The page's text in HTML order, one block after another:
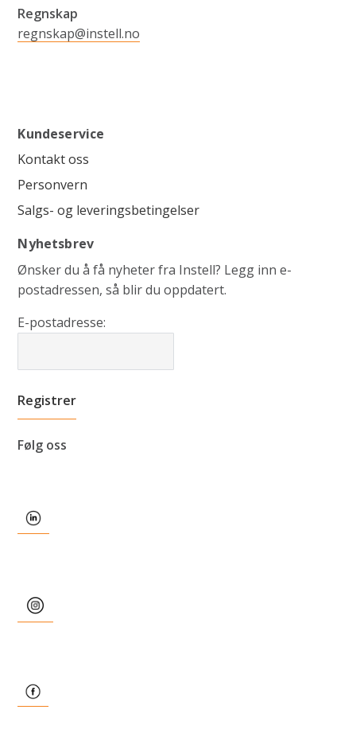
Regnskap
regnskap@instell.no
Kundeservice
Kontakt oss
Personvern
Salgs- og leveringsbetingelser
Nyhetsbrev
Ønsker du å få nyheter fra Instell? Legg inn e-
postadressen, så blir du oppdatert.
E-postadresse:
Følg oss